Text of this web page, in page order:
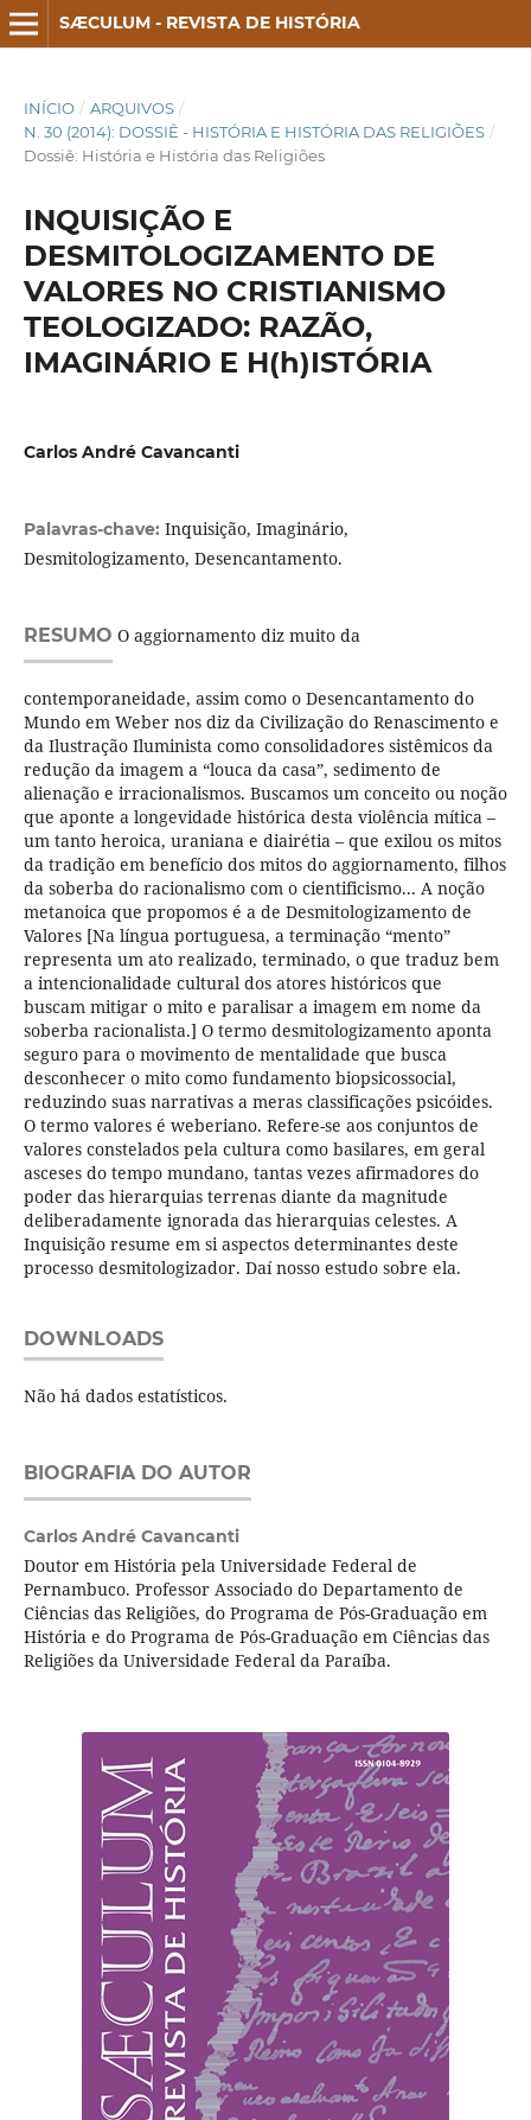
SÆCULUM - REVISTA DE HISTÓRIA
INÍCIO / ARQUIVOS /
N. 30 (2014): DOSSIÊ - HISTÓRIA E HISTÓRIA DAS RELIGIÕES /
Dossiê: História e História das Religiões
INQUISIÇÃO E
DESMITOLOGIZAMENTO DE
VALORES NO CRISTIANISMO
TEOLOGIZADO: RAZÃO,
IMAGINÁRIO E H(h)ISTÓRIA
Carlos André Cavancanti
Palavras-chave: Inquisição, Imaginário,
Desmitologizamento, Desencantamento.
RESUMO O aggiornamento diz muito da
contemporaneidade, assim como o Desencantamento do
Mundo em Weber nos diz da Civilização do Renascimento e
da Ilustração Iluminista como consolidadores sistêmicos da
redução da imagem a “louca da casa”, sedimento de
alienação e irracionalismos. Buscamos um conceito ou noção
que aponte a longevidade histórica desta violência mítica –
um tanto heroica, uraniana e diairétia – que exilou os mitos
da tradição em benefício dos mitos do aggiornamento, filhos
da soberba do racionalismo com o cientificismo... A noção
metanoica que propomos é a de Desmitologizamento de
Valores [Na língua portuguesa, a terminação “mento”
representa um ato realizado, terminado, o que traduz bem
a intencionalidade cultural dos atores históricos que
buscam mitigar o mito e paralisar a imagem em nome da
soberba racionalista.] O termo desmitologizamento aponta
seguro para o movimento de mentalidade que busca
desconhecer o mito como fundamento biopsicossocial,
reduzindo suas narrativas a meras classificações psicóides.
O termo valores é weberiano. Refere-se aos conjuntos de
valores constelados pela cultura como basilares, em geral
asceses do tempo mundano, tantas vezes afirmadores do
poder das hierarquias terrenas diante da magnitude
deliberadamente ignorada das hierarquias celestes. A
Inquisição resume em si aspectos determinantes deste
processo desmitologizador. Daí nosso estudo sobre ela.
DOWNLOADS
Não há dados estatísticos.
BIOGRAFIA DO AUTOR
Carlos André Cavancanti
Doutor em História pela Universidade Federal de
Pernambuco. Professor Associado do Departamento de
Ciências das Religiões, do Programa de Pós-Graduação em
História e do Programa de Pós-Graduação em Ciências das
Religiões da Universidade Federal da Paraíba.